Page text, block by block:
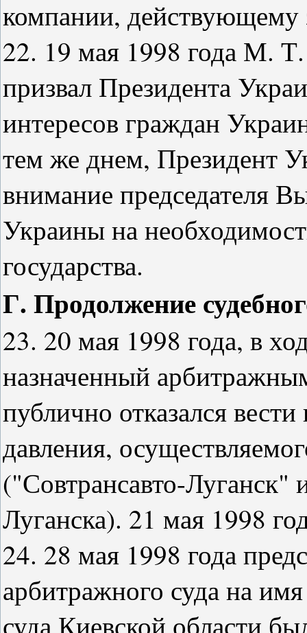
компании, действующему
22. 19 мая 1998 года М.
призвал Президента
интересов граждан
тем же днем, Президент
внимание председателя
Украины на
государства.
Г. Продолжение
23. 20 мая 1998 года, в
назначенный
публично отказался
давления,
("Совтрансавто-
Луганска). 21 мая 1998
24. 28 мая 1998 года
арбитражного суда на
суда Киевской области